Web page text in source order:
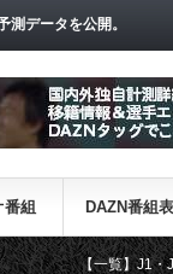
データを公開。
番組 DAZN番組表
覧】J1・J2・J3リーグ